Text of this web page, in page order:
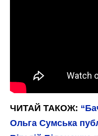
ЧИТАЙ ТАКОЖ:
Ольга Сумська